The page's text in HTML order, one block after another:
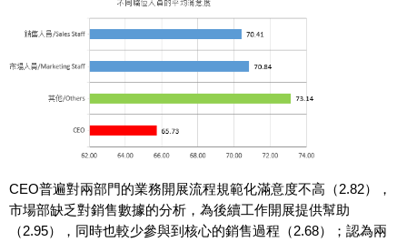
CEO普遍對兩部門的業務開展流程規範化滿意度不高（2.82），
市場部缺乏對銷售數據的分析，為後續工作開展提供幫助
（2.95），同時也較少參與到核心的銷售過程（2.68）；認為兩